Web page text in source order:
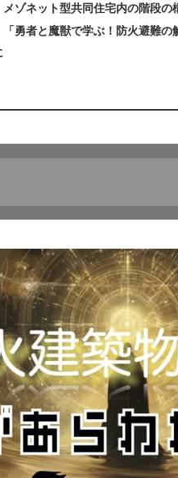
ゾネット型共同住宅内の階段の
勇者と魔獣で学ぶ！防火避難の